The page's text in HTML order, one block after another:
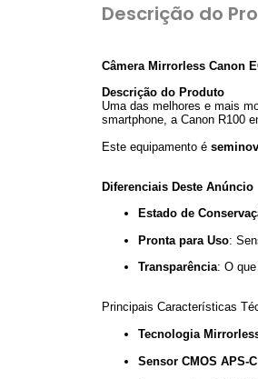
Descrição do
Câmera Mirrorless Canon
Descrição do Produto
Uma das melhores e mais
smartphone, a Canon R100
Este equipamento é
Diferenciais Deste Anúncio
Estado de
Pronta para Uso:
Transparência: O
Principais Características
Tecnologia
Sensor CMOS APS-